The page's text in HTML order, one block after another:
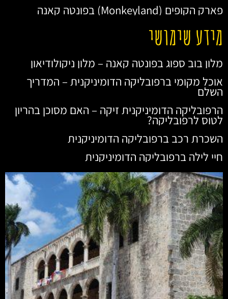
פארק הקופים (Monkeyland) בפונטה קאנה
מידע שימושי
מלון בוב ספוג בפונטה קאנה – מלון ניקולודיאון
אוכל מקומי ברפובליקה הדומיניקנית – המדריך
השלם
הרפובליקה הדומיניקנית זיקה – האם מסוכן בהריון
לטוס לרפובליקה?
השכרת רכב ברפובליקה הדומיניקנית
חיי לילה ברפובליקה הדומיניקנית